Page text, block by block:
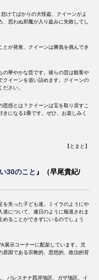
けてばかりの大怪盗、クイーンがよ
、思わぬ邪魔が入り盗みに失敗してし
が発覚、クイーンは勝負を挑んでき
の華やかな芸です。彼らの芸は観客や
クイーンを追い詰めます。クイーンの
さい。
惑とは？クイーンは宝を取り戻すこ
きになる1冊です。ぜひ、お楽しみく
【とまと】
30のこと 』（早尾貴紀/
を失った子ども達。ミイラのようにや
について、連日のように報道されま
ることができずにいるのでしょう
展示コーナーに配架しています。児
原因である宗教的、思想的、政治的背
パレスチナ西岸地区、ガザ地区、イ